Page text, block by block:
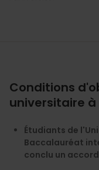
Conditions
universitaire
Étudiants de
Baccalauréat
conclu un accord